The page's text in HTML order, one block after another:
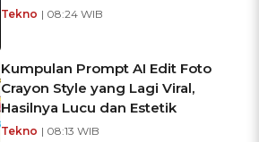
Tekno | 08:24 WIB
Kumpulan Prompt AI Edit Foto
Crayon Style yang Lagi Viral,
Hasilnya Lucu dan Estetik
Tekno | 08:13 WIB